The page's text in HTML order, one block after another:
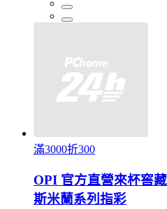
滿3000折300
OPI 官方直營來杯窖
斯米蘭系列指彩